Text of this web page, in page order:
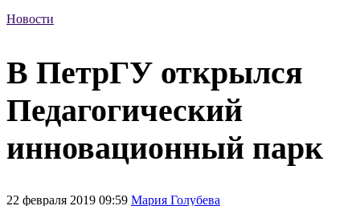
Новости
В ПетрГУ открылся
Педагогический
инновационный парк
22 февраля 2019 09:59 Мария Голубева